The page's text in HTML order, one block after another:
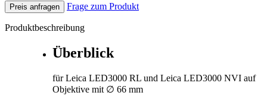
Preis anfragen Frage zum Produkt
Produktbeschreibung
Überblick
für Leica LED3000 RL und Leica LED3000 NVI auf
Objektive mit ∅ 66 mm